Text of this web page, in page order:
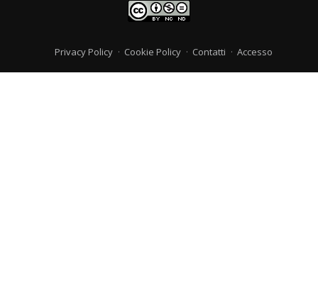
Privacy Policy Cookie Policy Contatti Accesso